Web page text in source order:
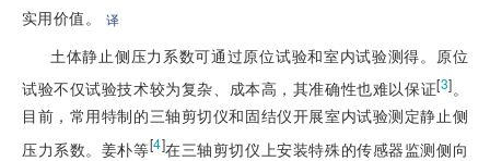
实用价值。
译
土体静止侧压力系数可通过原位试验和室内试验测得。原位
试验不仅试验技术较为复杂、成本高，其准确性也难以保证[3]。
目前，常用特制的三轴剪切仪和固结仪开展室内试验测定静止侧
压力系数。姜朴等[4]在三轴剪切仪上安装特殊的传感器监测侧向